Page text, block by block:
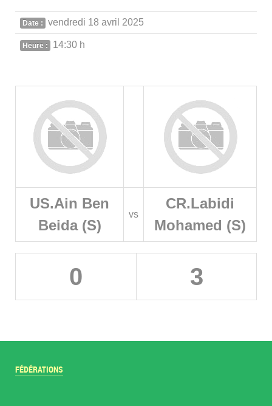
Date : vendredi 18 avril 2025
Heure : 14:30 h
US.Ain Ben
Beida (S)
vs
CR.Labidi
Mohamed (S)
0 3
FÉDÉRATIONS